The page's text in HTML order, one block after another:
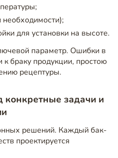
для установки на высоте.
параметр. Ошибки в
к браку продукции, простою
рецептуры.
конкретные задачи и
решений. Каждый бак-
проектируется